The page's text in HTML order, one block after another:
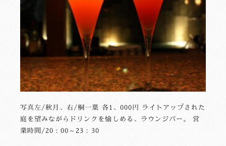
写真左/秋月、右/桐一葉 各1、000円 ライトアップされた
庭を望みながらドリンクを愉しめる、ラウンジバー。 営
業時間/20：00～23：30